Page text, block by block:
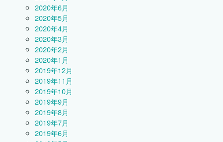
2020年6月
2020年5月
2020年4月
2020年3月
2020年2月
2020年1月
2019年12月
2019年11月
2019年10月
2019年9月
2019年8月
2019年7月
2019年6月